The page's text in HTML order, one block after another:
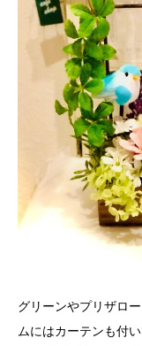
グリーンやプリザロ
ムにはカーテンも付い